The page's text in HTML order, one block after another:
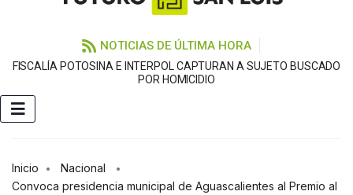
NOTICIAS DE ÚLTIMA HORA
FISCALÍA POTOSINA E INTERPOL CAPTURAN A SUJETO BUSCADO
POR HOMICIDIO
Inicio
Nacional
Convoca presidencia municipal de Aguascalientes al Premio al